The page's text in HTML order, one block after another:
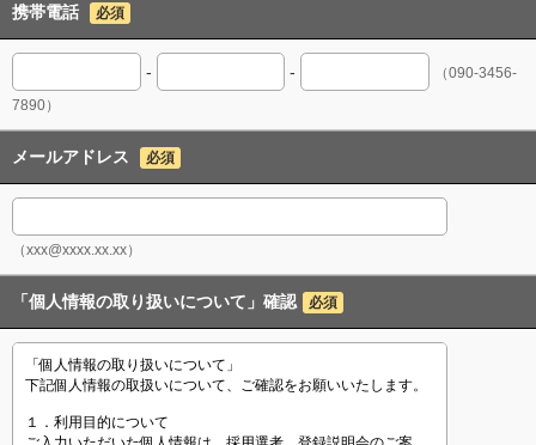
携帯電話 必須
- -
（090-3456-
7890）
メールアドレス 必須
（xxx@xxxx.xx.xx）
「個人情報の取り扱いについて」確認 必須